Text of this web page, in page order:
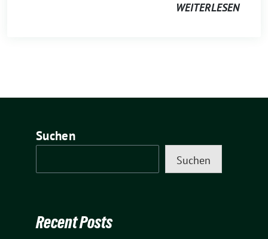
WEITERLESEN
Suchen
Suchen
Recent Posts